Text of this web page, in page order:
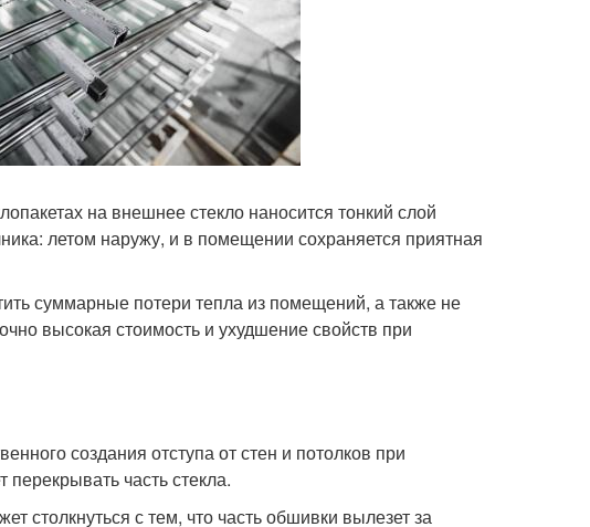
на внешнее стекло наносится тонкий слой
летом наружу, и в помещении сохраняется приятная
суммарные потери тепла из помещений, а также не
высокая стоимость и ухудшение свойств при
создания отступа от стен и потолков при
часть стекла.
столкнуться с тем, что часть обшивки вылезет за